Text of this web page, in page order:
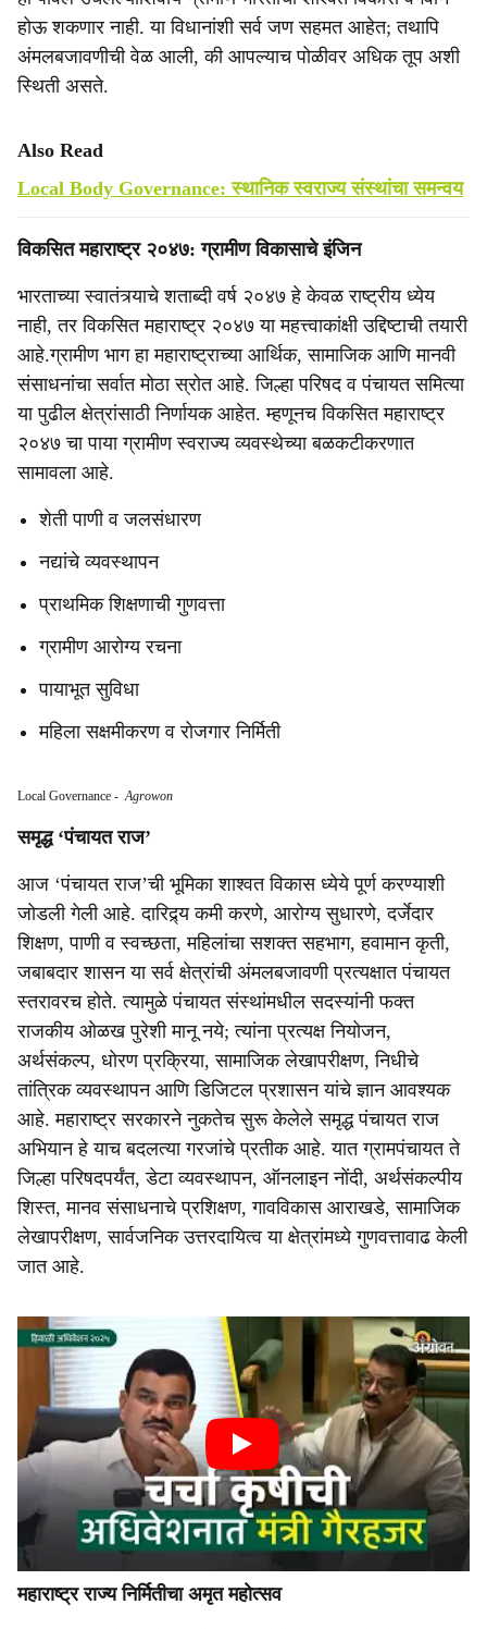
होऊ शकणार नाही. या विधानांशी सर्व जण सहमत आहेत; तथापि
अंमलबजावणीची वेळ आली, की आपल्याच पोळीवर अधिक तूप अशी
स्थिती असते.
Also Read
Local Body Governance: स्थानिक स्वराज्य संस्थांचा समन्वय
विकसित महाराष्ट्र २०४७: ग्रामीण विकासाचे इंजिन
भारताच्या स्वातंत्र्याचे शताब्दी वर्ष २०४७ हे केवळ राष्ट्रीय ध्येय
नाही, तर विकसित महाराष्ट्र २०४७ या महत्त्वाकांक्षी उद्दिष्टाची तयारी
आहे.ग्रामीण भाग हा महाराष्ट्राच्या आर्थिक, सामाजिक आणि मानवी
संसाधनांचा सर्वात मोठा स्रोत आहे. जिल्हा परिषद व पंचायत समित्या
या पुढील क्षेत्रांसाठी निर्णायक आहेत. म्हणूनच विकसित महाराष्ट्र
२०४७ चा पाया ग्रामीण स्वराज्य व्यवस्थेच्या बळकटीकरणात
सामावला आहे.
शेती पाणी व जलसंधारण
नद्यांचे व्यवस्थापन
प्राथमिक शिक्षणाची गुणवत्ता
ग्रामीण आरोग्य रचना
पायाभूत सुविधा
महिला सक्षमीकरण व रोजगार निर्मिती
Local Governance -Agrowon
समृद्ध ‘पंचायत राज’
आज ‘पंचायत राज’ची भूमिका शाश्वत विकास ध्येये पूर्ण करण्याशी
जोडली गेली आहे. दारिद्र्य कमी करणे, आरोग्य सुधारणे, दर्जेदार
शिक्षण, पाणी व स्वच्छता, महिलांचा सशक्त सहभाग, हवामान कृती,
जबाबदार शासन या सर्व क्षेत्रांची अंमलबजावणी प्रत्यक्षात पंचायत
स्तरावरच होते. त्यामुळे पंचायत संस्थांमधील सदस्यांनी फक्त
राजकीय ओळख पुरेशी मानू नये; त्यांना प्रत्यक्ष नियोजन,
अर्थसंकल्प, धोरण प्रक्रिया, सामाजिक लेखापरीक्षण, निधीचे
तांत्रिक व्यवस्थापन आणि डिजिटल प्रशासन यांचे ज्ञान आवश्यक
आहे. महाराष्ट्र सरकारने नुकतेच सुरू केलेले समृद्ध पंचायत राज
अभियान हे याच बदलत्या गरजांचे प्रतीक आहे. यात ग्रामपंचायत ते
जिल्हा परिषदपर्यंत, डेटा व्यवस्थापन, ऑनलाइन नोंदी, अर्थसंकल्पीय
शिस्त, मानव संसाधनाचे प्रशिक्षण, गावविकास आराखडे, सामाजिक
लेखापरीक्षण, सार्वजनिक उत्तरदायित्व या क्षेत्रांमध्ये गुणवत्तावाढ केली
जात आहे.
महाराष्ट्र राज्य निर्मितीचा अमृत महोत्सव